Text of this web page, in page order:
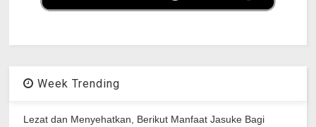
Week Trending
Lezat dan Menyehatkan, Berikut Manfaat Jasuke Bagi